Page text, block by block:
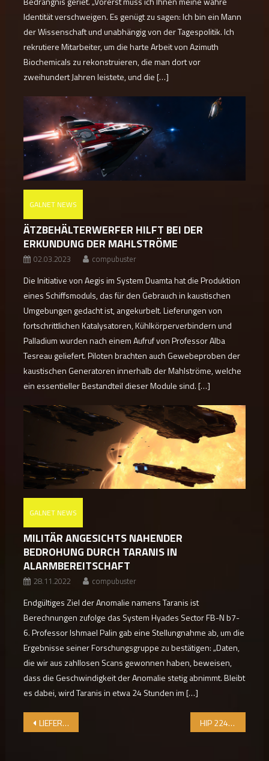
Identität verschweigen. Es genügt zu sagen: Ich bin ein Mann
der Wissenschaft und unabhängig von der Tagespolitik. Ich
rekrutiere Mitarbeiter, um die harte Arbeit von Azimuth
Biochemicals zu rekonstruieren, die man dort vor
zweihundert Jahren leistete, und die […]
GALNET NEWS
ÄTZBEHÄLTERWERFER HILFT BEI DER
ERKUNDUNG DER MAHLSTRÖME
02.03.2023 compubuster
Die Initiative von Aegis im System Duamta hat die Produktion
eines Schiffsmoduls, das für den Gebrauch in kaustischen
Umgebungen gedacht ist, angekurbelt. Lieferungen von
fortschrittlichen Katalysatoren, Kühlkörperverbindern und
Palladium wurden nach einem Aufruf von Professor Alba
Tesreau geliefert. Piloten brachten auch Gewebeproben der
kaustischen Generatoren innerhalb der Mahlströme, welche
ein essentieller Bestandteil dieser Module sind. […]
GALNET NEWS
MILITÄR ANGESICHTS NAHENDER
BEDROHUNG DURCH TARANIS IN
ALARMBEREITSCHAFT
28.11.2022 compubuster
Endgültiges Ziel der Anomalie namens Taranis ist
Berechnungen zufolge das System Hyades Sector FB-N b7-
6. Professor Ishmael Palin gab eine Stellungnahme ab, um die
Ergebnisse seiner Forschungsgruppe zu bestätigen: „Daten,
die wir aus zahllosen Scans gewonnen haben, beweisen,
dass die Geschwindigkeit der Anomalie stetig abnimmt. Bleibt
es dabei, wird Taranis in etwa 24 Stunden im […]
Beitragsnavigation
LIEFERN SIE GUARDIAN ARTEFAKTE NACH BRIGHT SENTINEL IN HIP 22460 HIP 22460 ERHÄLT LEBENSWICHTIGE GÜTER